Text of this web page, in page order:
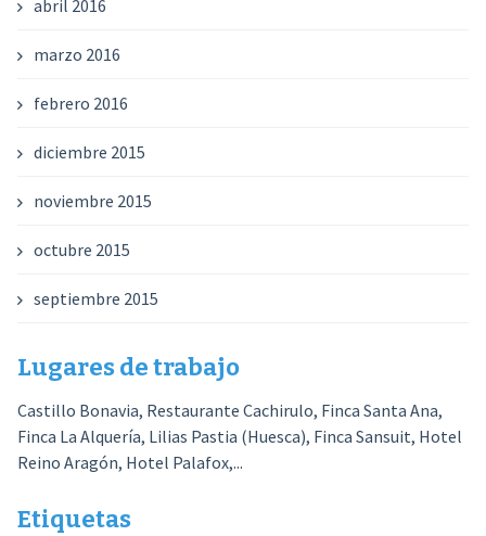
abril 2016
marzo 2016
febrero 2016
diciembre 2015
noviembre 2015
octubre 2015
septiembre 2015
Lugares de trabajo
Castillo Bonavia, Restaurante Cachirulo, Finca Santa Ana,
Finca La Alquería, Lilias Pastia (Huesca), Finca Sansuit, Hotel
Reino Aragón, Hotel Palafox,...
Etiquetas